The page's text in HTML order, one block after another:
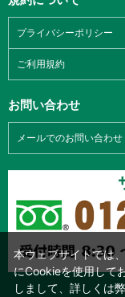
プライバシーポリシー
ご利用規約
お問い合わせ
メールでのお問い合わせ
本ウェブサイトでは
にCookieを使用して
しまして、詳しくは